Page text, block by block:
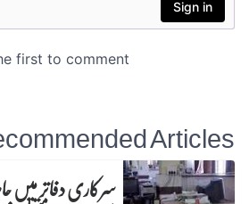
Articles
سرکاری دفاتر